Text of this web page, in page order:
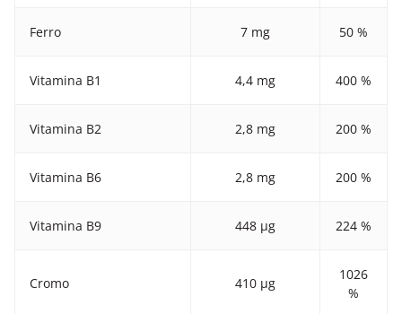
Ferro 7 mg 50 %
Vitamina B1 4,4 mg 400 %
Vitamina B2 2,8 mg 200 %
Vitamina B6 2,8 mg 200 %
Vitamina B9 448 μg 224 %
Cromo 410 μg
1026
%